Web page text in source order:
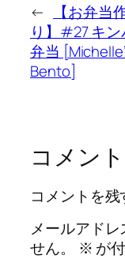
←
【お弁当
り】#27 キ
弁当
Bento]
コメント
コメントを残
メールアド
せん。
※ が